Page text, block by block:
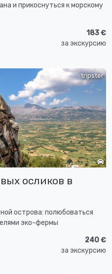
и прикоснуться к морскому
183 €
за экскурсию
tripster
осликов в
острова: полюбоваться
эко-фермы
240 €
за экскурсию